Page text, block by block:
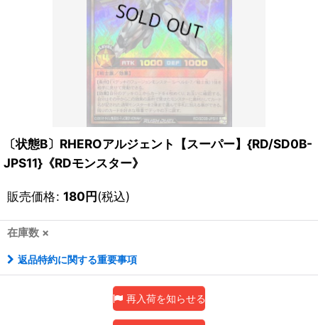
〔状態B〕RHEROアルジェント【スーパー】{RD/SD0B-
JPS11}《RDモンスター》
販売価格: 180円(税込)
在庫数 ×
返品特約に関する重要事項
再入荷を知らせる